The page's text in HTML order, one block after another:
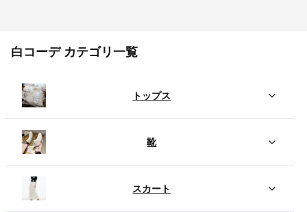
白コーデ カテゴリ一覧
トップス
靴
スカート